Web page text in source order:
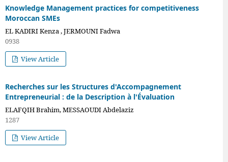
Knowledge Management practices for competitiveness
Moroccan SMEs
EL KADIRI Kenza , JERMOUNI Fadwa
0938
View Article
Recherches sur les Structures d'Accompagnement
Entrepreneurial : de la Description à l'Évaluation
ELAFQIH Brahim, MESSAOUDI Abdelaziz
1287
View Article